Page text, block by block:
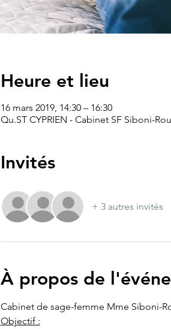
Heure et lieu
16 mars 2019, 14:30 – 16:30
Qu.ST CYPRIEN - Cabinet SF Siboni-
Invités
+ 3 autres invités
À propos de
Cabinet de sage-femme Mme Siboni-
Objectif :